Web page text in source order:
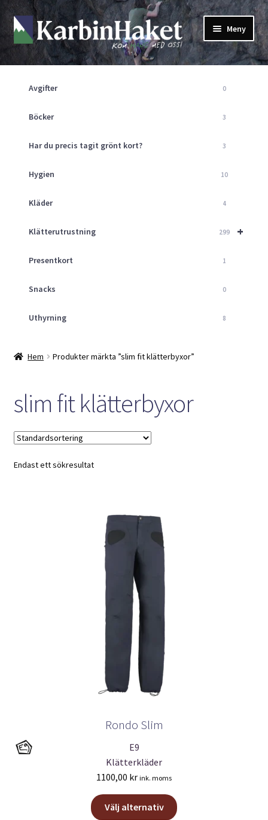
Hoppa
till
navigering
Hoppa
till
innehåll
Meny
Shop
Returpolicy
Mitt Konto
Kurser
Klätterväggen
Aktuellt
Avgifter 0
Böcker 3
Har du precis tagit grönt kort? 3
Hygien 10
Kläder 4
+
Klätterutrustning 299
Presentkort 1
Snacks 0
Uthyrning 8
Hem Produkter märkta ”slim fit klätterbyxor”
slim fit klätterbyxor
Endast ett sökresultat
Rondo Slim
E9
Klätterkläder
1100,00 kr ink. moms
Välj alternativ
Den
här